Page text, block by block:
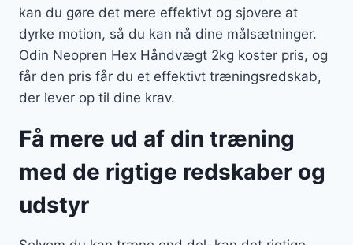
kan du gøre det mere effektivt og sjovere at
dyrke motion, så du kan nå dine målsætninger.
Odin Neopren Hex Håndvægt 2kg koster pris, og
får den pris får du et effektivt træningsredskab,
der lever op til dine krav.
Få mere ud af din træning
med de rigtige redskaber og
udstyr